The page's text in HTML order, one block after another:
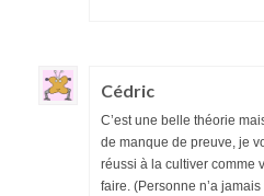
Cédric
C’est une belle théorie
de manque de preuve, je
réussi à la cultiver comme
faire. (Personne n’a